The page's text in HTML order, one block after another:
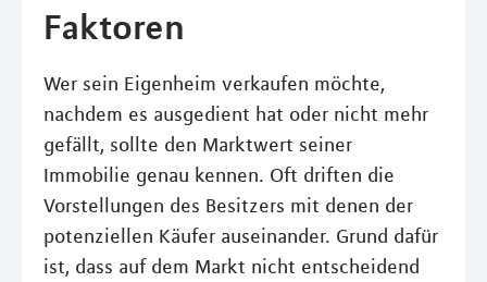
Faktoren
Wer sein Eigenheim verkaufen möchte,
nachdem es ausgedient hat oder nicht mehr
gefällt, sollte den Marktwert seiner
Immobilie genau kennen. Oft driften die
Vorstellungen des Besitzers mit denen der
potenziellen Käufer auseinander. Grund dafür
ist, dass auf dem Markt nicht entscheidend